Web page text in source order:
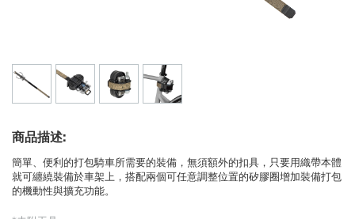
商品描述:
簡單、便利的打包騎車所需要的裝備，無須額外的扣具，只要用織帶本體
就可纏繞裝備於車架上，搭配兩個可任意調整位置的矽膠圈增加裝備打包
的機動性與擴充功能。